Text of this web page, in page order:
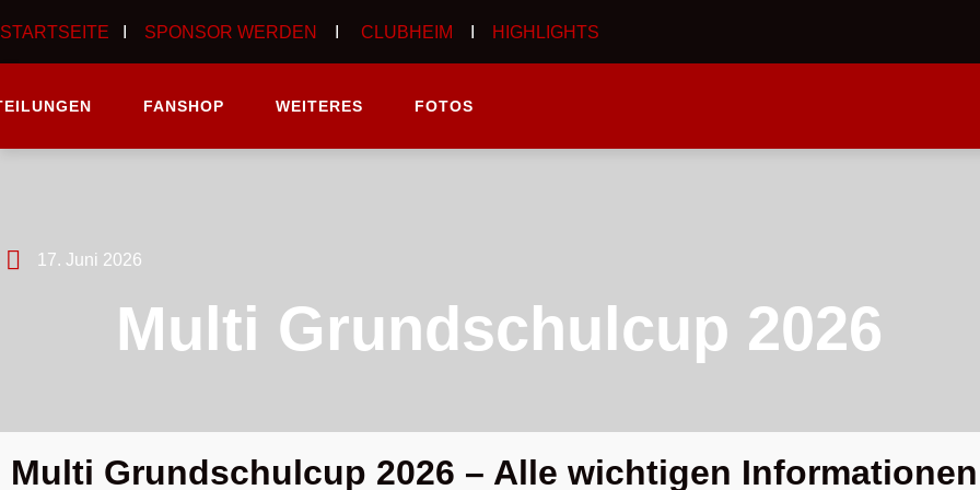
STARTSEITE SPONSOR WERDEN CLUBHEIM HIGHLIGHTS
FANSHOP WEITERES FOTOS
17. Juni 2026
Multi Grundschulcup 2026
Multi Grundschulcup 2026 – Alle wichtigen